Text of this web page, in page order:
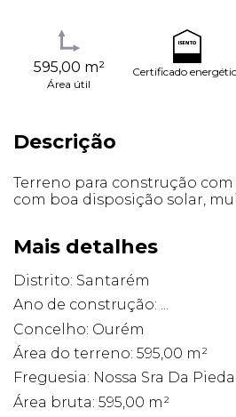
595,00 m²
Área útil
Certificado
Descrição
Terreno para construção com
com boa disposição solar,
Mais detalhes
Distrito: Santarém
Ano de construção: ...
Concelho: Ourém
Área do terreno: 595,00 m²
Freguesia: Nossa Sra Da
Área bruta: 595,00 m²